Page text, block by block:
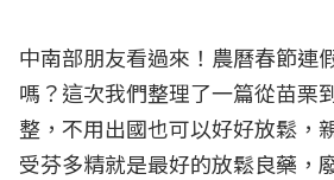
中南部朋友看過來！農曆春節連
嗎？這次我們整理了一篇從苗栗
整，不用出國也可以好好放鬆，
受芬多精就是最好的放鬆良藥，